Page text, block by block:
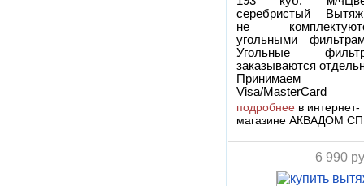
серебристый
не
угольными
Угольные
заказываются
Принимаем
Visa/MasterCard
подробнеев интернет-
магазине АКВАДОМ
6 990